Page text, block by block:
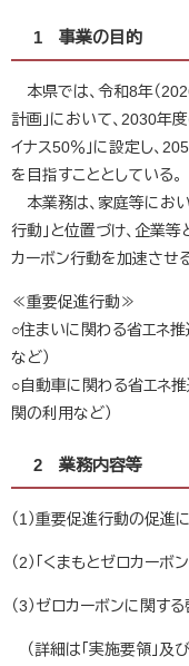
1 事業の目的
本県では、令和8年（
計画」において、2030年
イナス50％」に設定し、
を目指すこととしている。
本業務は、家庭等にお
行動」と位置づけ、企業
カーボン行動を加速させ
≪重要促進行動≫
○住まいに関わる省エネ
など）
○自動車に関わる省エネ推
関の利用など）
​​​​2 業務内容等
（1）重要促進行動の促進
（2）「くまもとゼロカーボ
（3）ゼロカーボンに関す
（詳細は「実施要領」及